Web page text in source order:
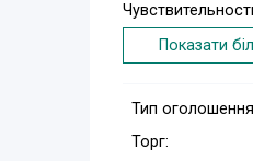
импеданс: 47 kΩ
Частота
входные сигналы:
импеданс: 47 kΩ
Показати
Тип
Торг: